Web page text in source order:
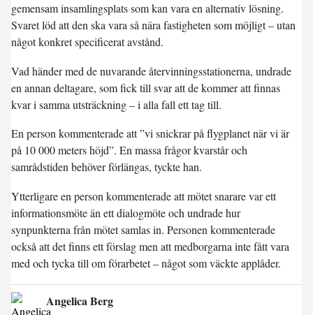
gemensam insamlingsplats som kan vara en alternativ lösning.
Svaret löd att den ska vara så nära fastigheten som möjligt – utan
något konkret specificerat avstånd.
Vad händer med de nuvarande återvinningsstationerna, undrade
en annan deltagare, som fick till svar att de kommer att finnas
kvar i samma utsträckning – i alla fall ett tag till.
En person kommenterade att ”vi snickrar på flygplanet när vi är
på 10 000 meters höjd”. En massa frågor kvarstår och
samrådstiden behöver förlängas, tyckte han.
Ytterligare en person kommenterade att mötet snarare var ett
informationsmöte än ett dialogmöte och undrade hur
synpunkterna från mötet samlas in. Personen kommenterade
också att det finns ett förslag men att medborgarna inte fått vara
med och tycka till om förarbetet – något som väckte applåder.
Angelica Berg